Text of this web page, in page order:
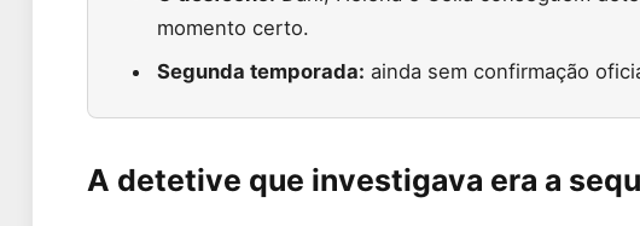
momento certo.
Segunda temporada: ainda sem confirmação
A detetive que investigava era a